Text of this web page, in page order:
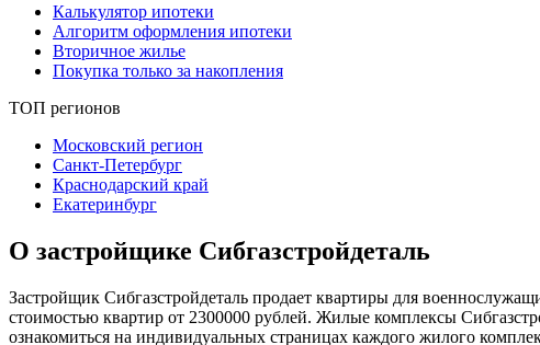
Калькулятор ипотеки
Алгоритм оформления ипотеки
Вторичное жилье
Покупка только за накопления
ТОП регионов
Московский регион
Санкт-Петербург
Краснодарский край
Екатеринбург
О застройщике Сибгазстройдеталь
Застройщик Сибгазстройдеталь продает квартиры для
стоимостью квартир от 2300000 рублей. Жилые комплексы
ознакомиться на индивидуальных страницах каждого жилого